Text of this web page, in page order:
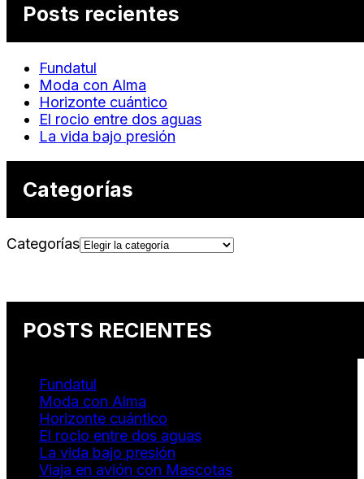
Posts recientes
Fundatul
Moda con Alma
Horizonte cuántico
El rocio entre dos aguas
La vida bajo presión
Categorías
Categorías
POSTS RECIENTES
Fundatul
Moda con Alma
Horizonte cuántico
El rocio entre dos aguas
La vida bajo presión
Viaja en avión con Mascotas